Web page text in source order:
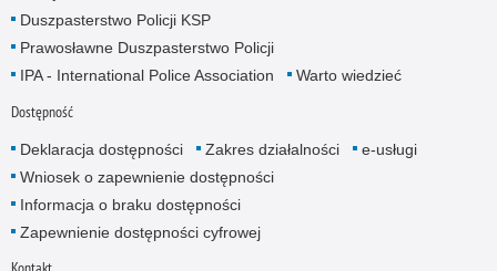
Duszpasterstwo Policji KSP
Prawosławne Duszpasterstwo Policji
IPA - International Police Association
Warto wiedzieć
Dostępność
Deklaracja dostępności Zakres działalności
e-usługi
Wniosek o zapewnienie dostępności
Informacja o braku dostępności
Zapewnienie dostępności cyfrowej